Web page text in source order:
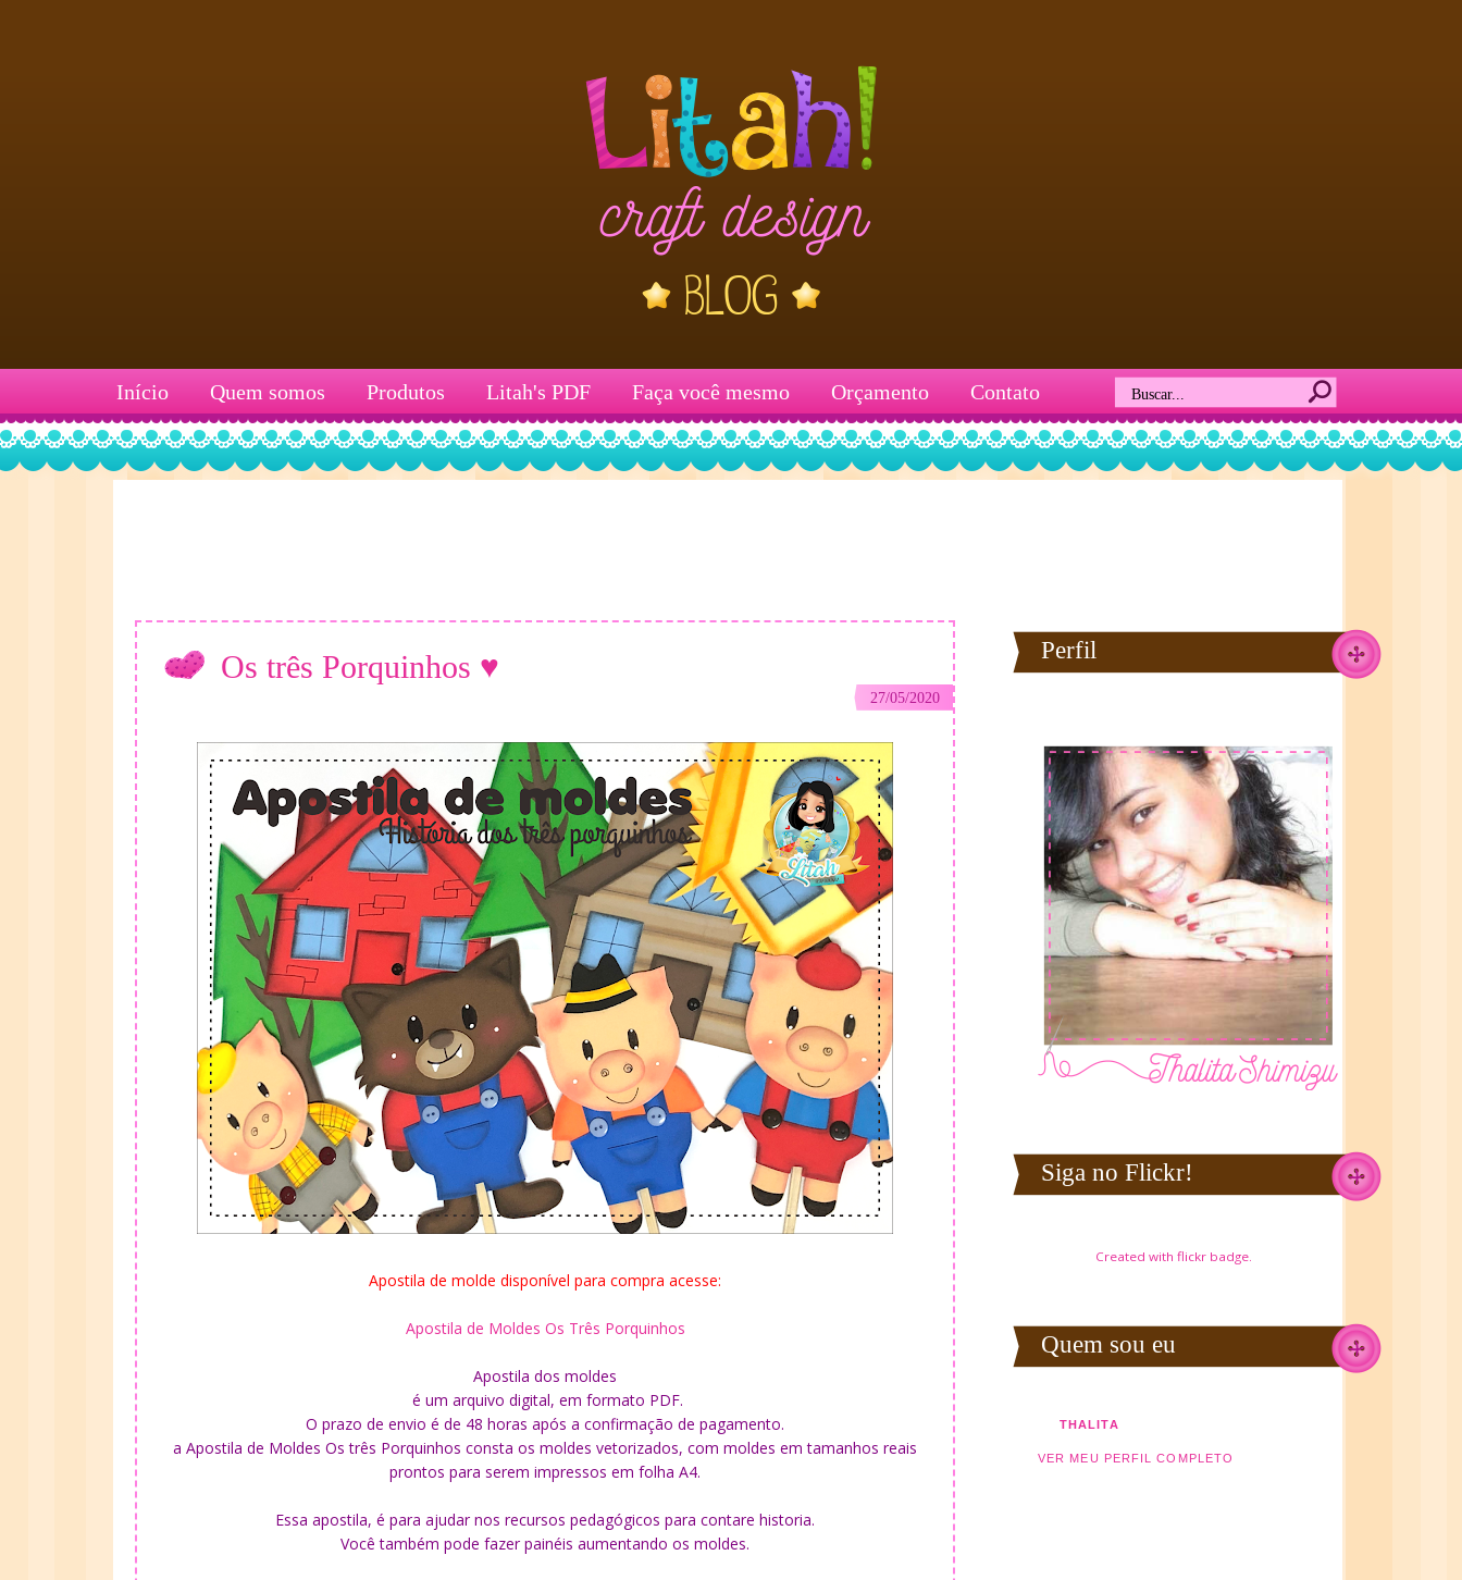
Início Quem somos Produtos Litah's PDF Faça você mesmo Orçamento Contato
Os três Porquinhos ♥
27/05/2020
Apostila de molde disponível para compra acesse:
Apostila de Moldes Os Três Porquinhos
Apostila dos moldes
é um arquivo digital, em formato PDF.
O prazo de envio é de 48 horas após a confirmação de pagamento.
a Apostila de Moldes Os três Porquinhos consta os moldes vetorizados, com moldes em tamanhos reais
prontos para serem impressos em folha A4.
Essa apostila, é para ajudar nos recursos pedagógicos para contare historia.
Você também pode fazer painéis aumentando os moldes.
Perfil
Siga no Flickr!
Created with flickr badge.
Quem sou eu
THALITA
VER MEU PERFIL COMPLETO